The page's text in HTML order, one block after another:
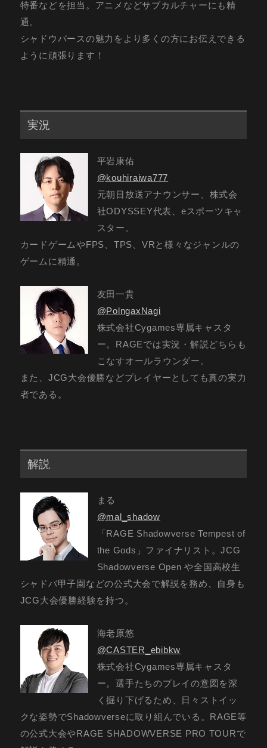
特番などを担当。アニメなどサブカルチャーにも精
通。
シャドウバースの魅力をより多くの方にお伝えできる
ように頑張ります！
実況
平岩康佑
@kouhiraiwa777
元朝日放送アナウンサー、株式会
社ODYSSEY代表、eスポーツキャ
スター。
カードゲームやFPS、TPS、VRと様々なジャンルの
ゲームに精通。
友田一貴
@PolngaxNagi
株式会社Cygames専属キャスタ
ー。RAGEでは実況・解説どちらも
こなすオールラウンダー。
また、JCG大会優勝などプレイヤーとしても真の実力
者である。
解説
まる
@mal_shadow
「RAGE Shadowverse Tempest of
the Gods」ファイナリスト。JCG
Shadowverse Open や全国高校生
シャドバ甲子園などの公式大会で解説を務め、自身も
JCG大会優勝経験を持つ。
海老原悠
@CASTER_ebibkw
株式会社Cygames専属キャスタ
ー。選手たちのプレイの意図を深
く掘り下げるため、日々ストイッ
クな姿勢でShadowverseに取り組んでいる。RAGE等
の公式大会やRAGE SHADOWVERSE PRO TOURで